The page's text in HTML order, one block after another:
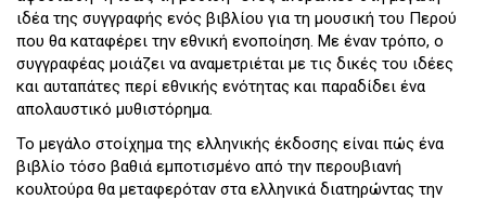
ιδέα της συγγραφής ενός βιβλίου για τη μουσική του Περού
που θα καταφέρει την εθνική ενοποίηση. Με έναν τρόπο, ο
συγγραφέας μοιάζει να αναμετριέται με τις δικές του ιδέες
και αυταπάτες περί εθνικής ενότητας και παραδίδει ένα
απολαυστικό μυθιστόρημα.
Το μεγάλο στοίχημα της ελληνικής έκδοσης είναι πώς ένα
βιβλίο τόσο βαθιά εμποτισμένο από την περουβιανή
κουλτούρα θα μεταφερόταν στα ελληνικά διατηρώντας την